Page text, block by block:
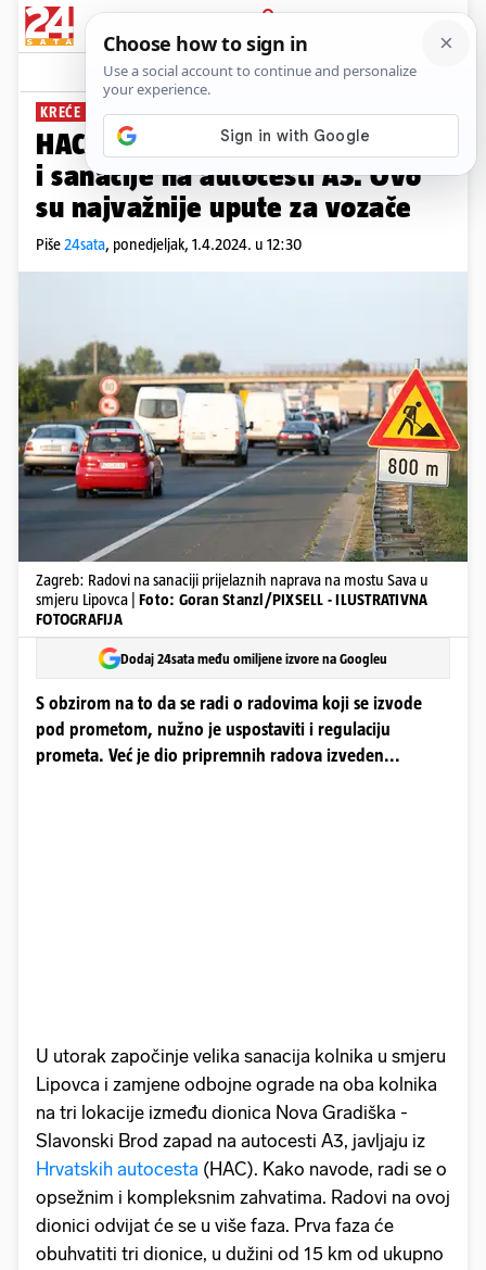
PRIJAVA
News Komentari
KREĆE OD UTORKA
HAC: Sutra počinju veliki radovi
i sanacije na autocesti A3. Ovo
su najvažnije upute za vozače
Piše24sata, ponedjeljak, 1.4.2024. u 12:30
Zagreb: Radovi na sanaciji prijelaznih naprava na mostu Sava u
smjeru Lipovca | Foto: Goran Stanzl/PIXSELL - ILUSTRATIVNA
FOTOGRAFIJA
Dodaj 24sata među omiljene izvore na Googleu
S obzirom na to da se radi o radovima koji se izvode
pod prometom, nužno je uspostaviti i regulaciju
prometa. Već je dio pripremnih radova izveden...
U utorak započinje velika sanacija kolnika u smjeru
Lipovca i zamjene odbojne ograde na oba kolnika
na tri lokacije između dionica Nova Gradiška -
Slavonski Brod zapad na autocesti A3, javljaju iz
Hrvatskih autocesta (HAC). Kako navode, radi se o
opsežnim i kompleksnim zahvatima. Radovi na ovoj
dionici odvijat će se u više faza. Prva faza će
obuhvatiti tri dionice, u dužini od 15 km od ukupno